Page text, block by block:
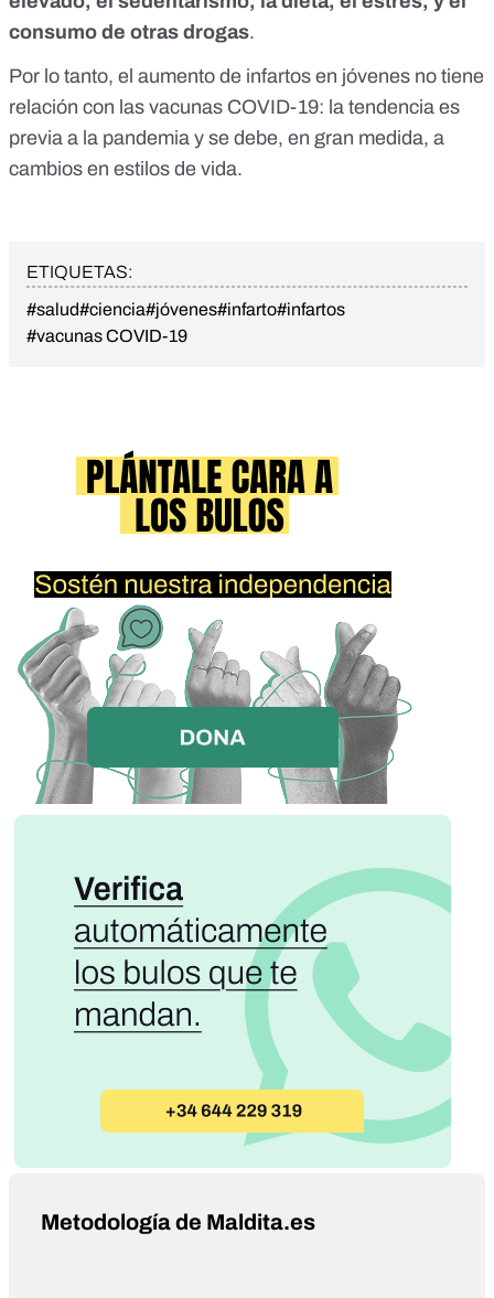
consumo de otras drogas.
Por lo tanto, el aumento de infartos en jóvenes no tiene
relación con las vacunas COVID-19: la tendencia es
previa a la pandemia y se debe, en gran medida, a
cambios en estilos de vida.
ETIQUETAS:
#salud#ciencia#jóvenes#infarto#infartos
#vacunas COVID-19
Metodología de Maldita.es